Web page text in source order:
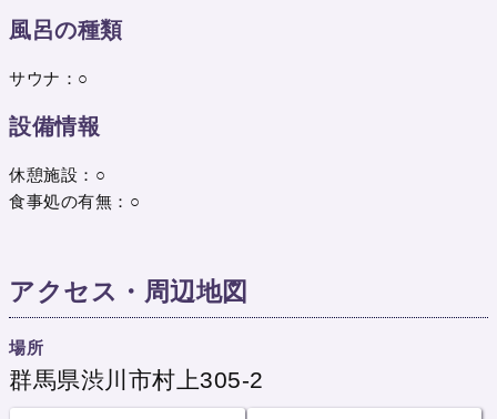
風呂の種類
サウナ：○
設備情報
休憩施設：○
食事処の有無：○
アクセス・周辺地図
場所
群馬県渋川市村上305-2